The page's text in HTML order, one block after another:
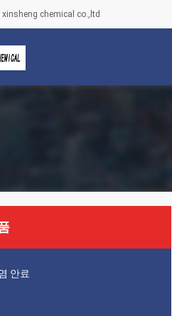
chemical co.,ltd
안료